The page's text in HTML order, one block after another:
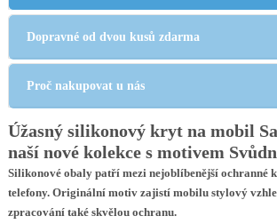
Dopravné od dvou kusů zdarma
Proč nakupovat u nás
Úžasný silikonový kryt na mobil
naší nové kolekce s motivem
Silikonové obaly patří mezi nejoblíbenější ochranné
telefony. Originální motiv zajistímobilustylový
zpracování také skvělou ochranu.